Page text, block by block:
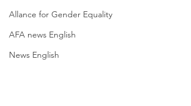
Allance for Gender Equality
AFA news English
News English